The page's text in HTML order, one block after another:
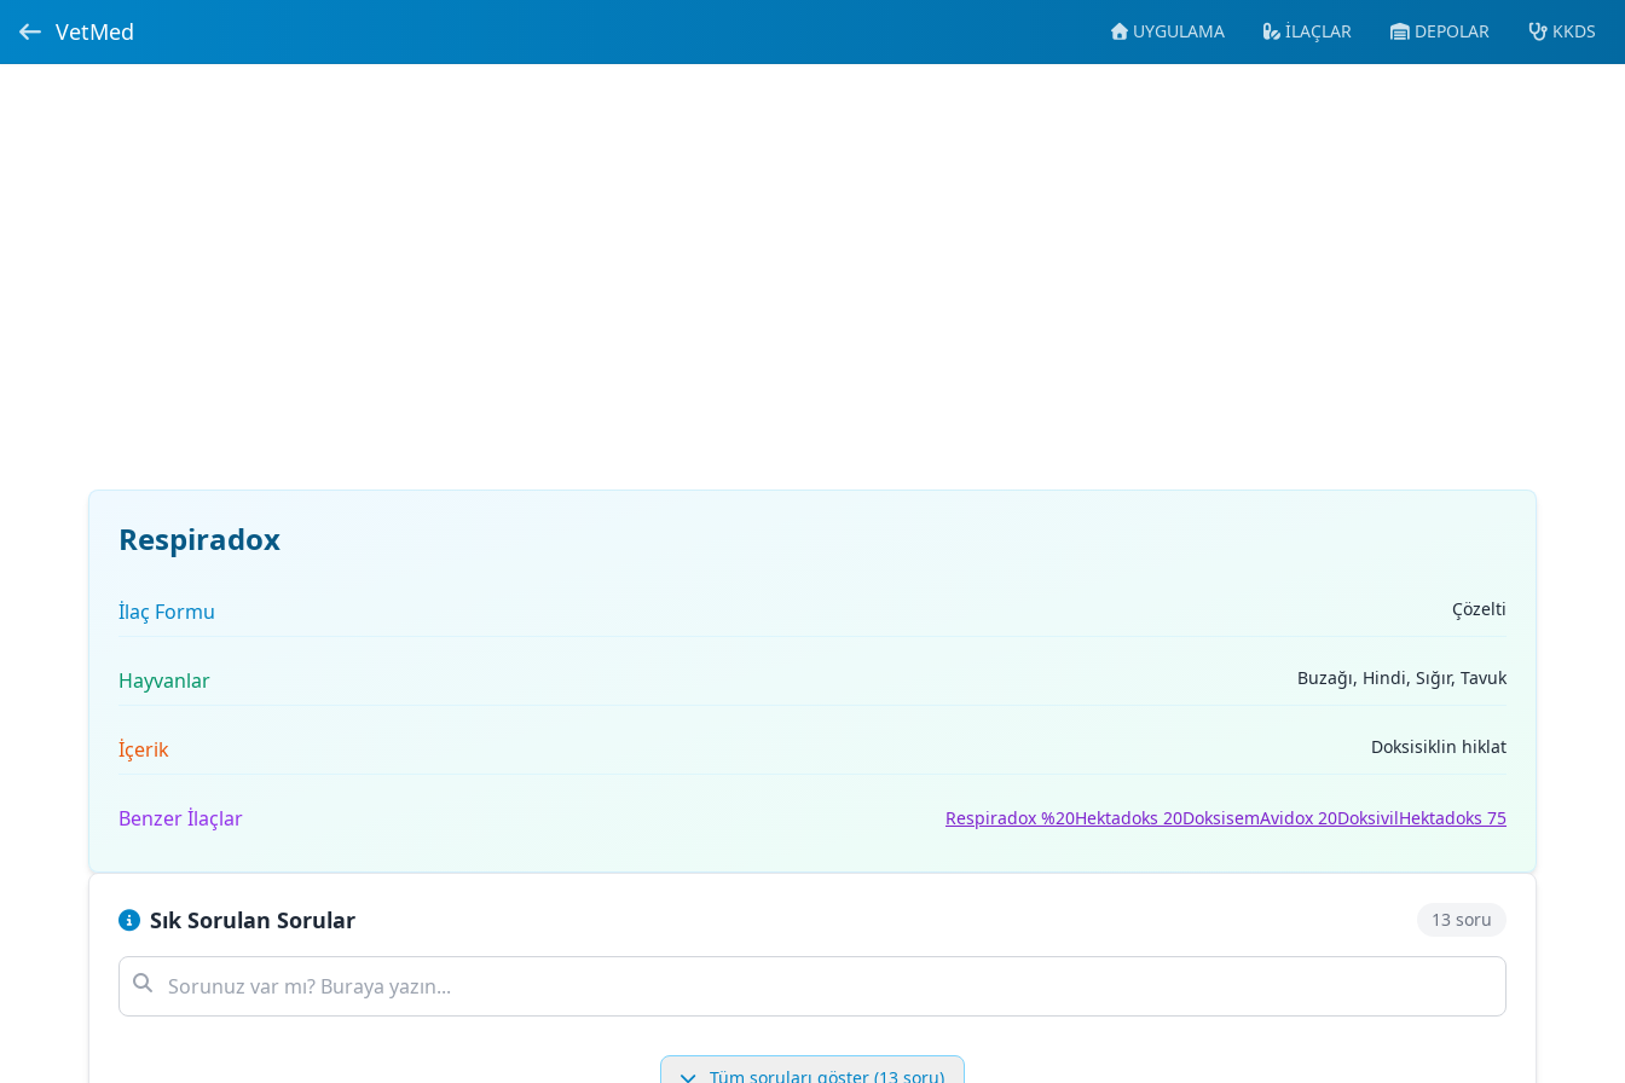
VetMed UYGULAMA İLAÇLAR DEPOLAR KKDS
Respiradox
İlaç Formu Çözelti
Hayvanlar Buzağı, Hindi, Sığır, Tavuk
İçerik Doksisiklin hiklat
Benzer İlaçlar Respiradox %20Hektadoks 20DoksisemAvidox 20DoksivilHektadoks 75
Sık Sorulan Sorular 13 soru
Tüm soruları göster (13 soru)